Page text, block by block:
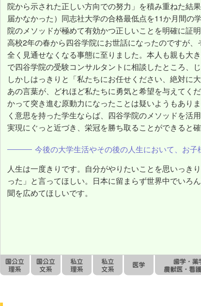
院から示された正しい方向での努力」を積み重ねた結
届かなかった）同志社大学の合格最低点を11か月間の
院のメソッドが極めて有効かつ正しいことを明確に証明
高校2年の春から四谷学院にお世話になったのですが
全く見通せなくなる事態に至りました。本人も親も大
で四谷学院の受験コンサルタントに相談したところ、
しかしはっきりと「私たちにお任せください、絶対に
あの言葉が、どれほど私たちに勇気と希望を与えてく
かって突き進む原動力になったことは疑いようもあり
く意思を持った学生ならば、四谷学院のメソッドを活
実現にぐっと近づき、栄冠を勝ち取ることができると
今後の大学生活やその後の人生において、お
人生は一度きりです。自分がやりたいことを思いっき
った」と言ってほしい。日本に留まらず世界中でいろ
聞を広めてほしいです。